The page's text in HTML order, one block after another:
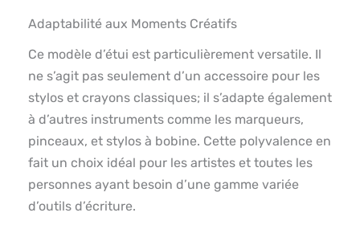
Adaptabilité aux Moments Créatifs
Ce modèle d’étui est particulièrement versatile. Il
ne s’agit pas seulement d’un accessoire pour les
stylos et crayons classiques; il s’adapte également
à d’autres instruments comme les marqueurs,
pinceaux, et stylos à bobine. Cette polyvalence en
fait un choix idéal pour les artistes et toutes les
personnes ayant besoin d’une gamme variée
d’outils d’écriture.